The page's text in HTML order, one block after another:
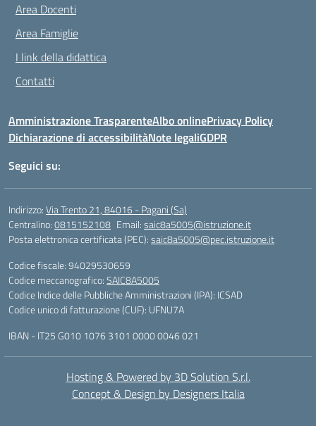
Area Docenti
Area Famiglie
I link della didattica
Contatti
Amministrazione TrasparenteAlbo onlinePrivacy Policy
Dichiarazione di accessibilitàNote legaliGDPR
Seguici su:
Indirizzo:Via Trento 21, 84016 - Pagani (Sa)
Centralino:0815152108 Email:saic8a5005@istruzione.it
Posta elettronica certificata (PEC):saic8a5005@pec.istruzione.it
Codice fiscale: 94029530659
Codice meccanografico:SAIC8A5005
Codice Indice delle Pubbliche Amministrazioni (IPA): ICSAD
Codice unico di fatturazione (CUF): UFNU7A
IBAN - IT25 G010 1076 3101 0000 0046 021
Hosting & Powered by 3D Solution S.r.l.
Concept & Design by Designers Italia